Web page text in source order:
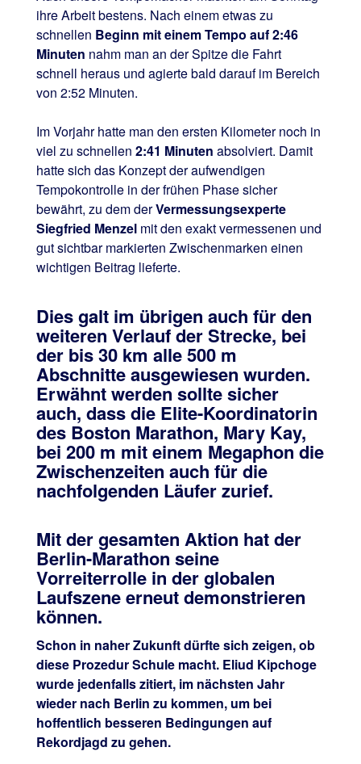
ihre Arbeit bestens. Nach einem etwas zu
schnellen Beginn mit einem Tempo auf 2:46
Minuten nahm man an der Spitze die Fahrt
schnell heraus und agierte bald darauf im Bereich
von 2:52 Minuten.
Im Vorjahr hatte man den ersten Kilometer noch in
viel zu schnellen 2:41 Minuten absolviert. Damit
hatte sich das Konzept der aufwendigen
Tempokontrolle in der frühen Phase sicher
bewährt, zu dem derVermessungsexperte
Siegfried Menzelmit den exakt vermessenen und
gut sichtbar markierten Zwischenmarken einen
wichtigen Beitrag lieferte.
Dies galt im übrigen auch für den
weiteren Verlauf der Strecke, bei
der bis 30 km alle 500 m
Abschnitte ausgewiesen wurden.
Erwähnt werden sollte sicher
auch, dass die Elite-Koordinatorin
des Boston Marathon, Mary Kay,
bei 200 m mit einem Megaphon die
Zwischenzeiten auch für die
nachfolgenden Läufer zurief.
Mit der gesamten Aktion hat der
Berlin-Marathon seine
Vorreiterrolle in der globalen
Laufszene erneut demonstrieren
können.
Schon in naher Zukunft dürfte sich zeigen, ob
diese Prozedur Schule macht. Eliud Kipchoge
wurde jedenfalls zitiert, im nächsten Jahr
wieder nach Berlin zu kommen, um bei
hoffentlich besseren Bedingungen auf
Rekordjagd zu gehen.